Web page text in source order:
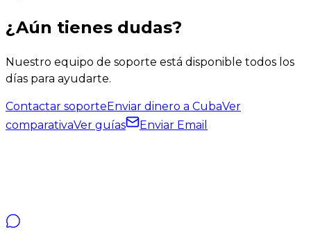
¿Aún tienes dudas?
Nuestro equipo de soporte está disponible todos los
días para ayudarte.
Contactar soporteEnviar dinero a CubaVer
comparativaVer guías Enviar Email